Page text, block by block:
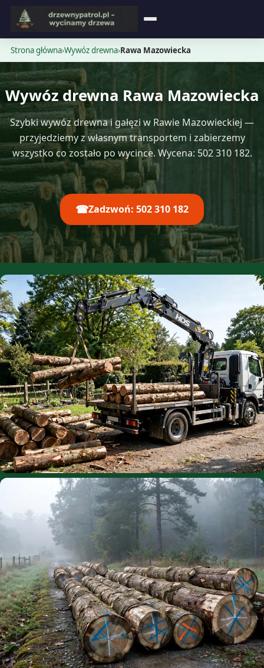
Strona główna
Opinie
Cennik
Kontakt
Strona główna›Wywóz drewna›Rawa Mazowiecka
Wywóz drewna Rawa Mazowiecka
Szybki wywóz drewna i gałęzi w Rawie Mazowieckiej —
przyjedziemy z własnym transportem i zabierzemy
wszystko co zostało po wycince. Wycena: 502 310 182.
☎Zadzwoń: 502 310 182